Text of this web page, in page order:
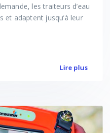
les traiteurs d’eau
et adaptent jusqu’à leur
Lire plus